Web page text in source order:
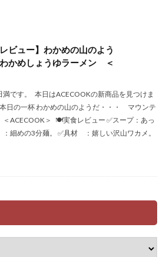
ビュー】わかめの山のよう
かめしょうゆラーメン ＜
です。 本日はACECOOKの新商品を見つけま
日の一杯 わかめの山のようだ・・・ マウンテ
ACECOOK＞ 🍽実食レビュー ✅スープ：あっ
細めの3分麺。 ✅具材 ：嬉しい沢山ワカメ。